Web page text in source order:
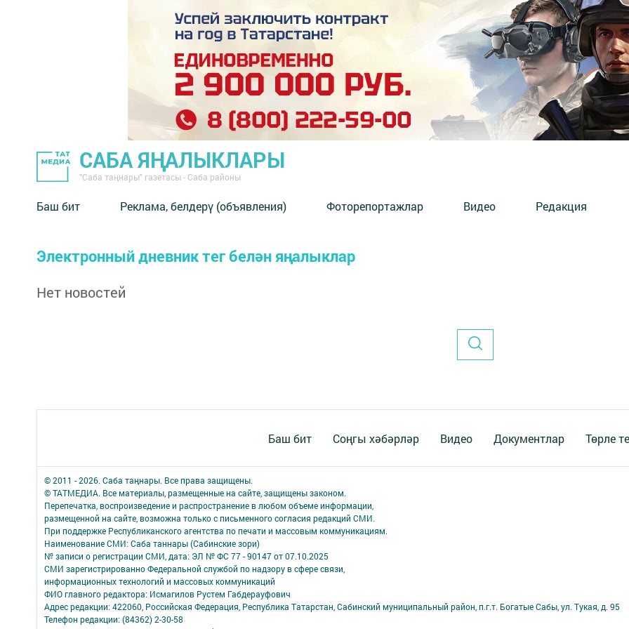
САБА ЯҢАЛЫКЛАРЫ
"Саба таңнары" газетасы - Саба районы
Баш бит Реклама, белдерү (объявления) Фоторепортажлар Видео Редакция
Электронный дневник тег белән яңалыклар
Нет новостей
Баш бит Соңгы хәбәрләр Видео Документлар Төрле
© 2011 - 2026. Саба таңнары. Все права защищены.
© ТАТМЕДИА. Все материалы, размещенные на сайте, защищены законом.
Перепечатка, воспроизведение и распространение в любом объеме информации,
размещенной на сайте, возможна только с письменного согласия редакций СМИ.
При поддержке Республиканского агентства по печати и массовым коммуникациям.
Наименование СМИ: Саба таннары (Сабинские зори)
№ записи о регистрации СМИ, дата: ЭЛ № ФС 77 - 90147 от 07.10.2025
СМИ зарегистрированно Федеральной службой по надзору в сфере связи,
информационных технологий и массовых коммуникаций
ФИО главного редактора: Исмагилов Рустем Габдерауфович
Адрес редакции: 422060, Российская Федерация, Республика Татарстан, Сабинский муниципальный район, п.г.т. Богатые Сабы, ул. Тукая, д. 95
Телефон редакции: (84362) 2-30-58